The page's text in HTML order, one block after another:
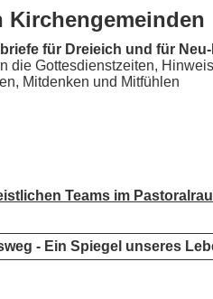
Kirchengemeinden
für Dreieich und für
die Gottesdienstzeiten,
Mitdenken und Mitfühlen
Teams im
- Ein Spiegel unseres